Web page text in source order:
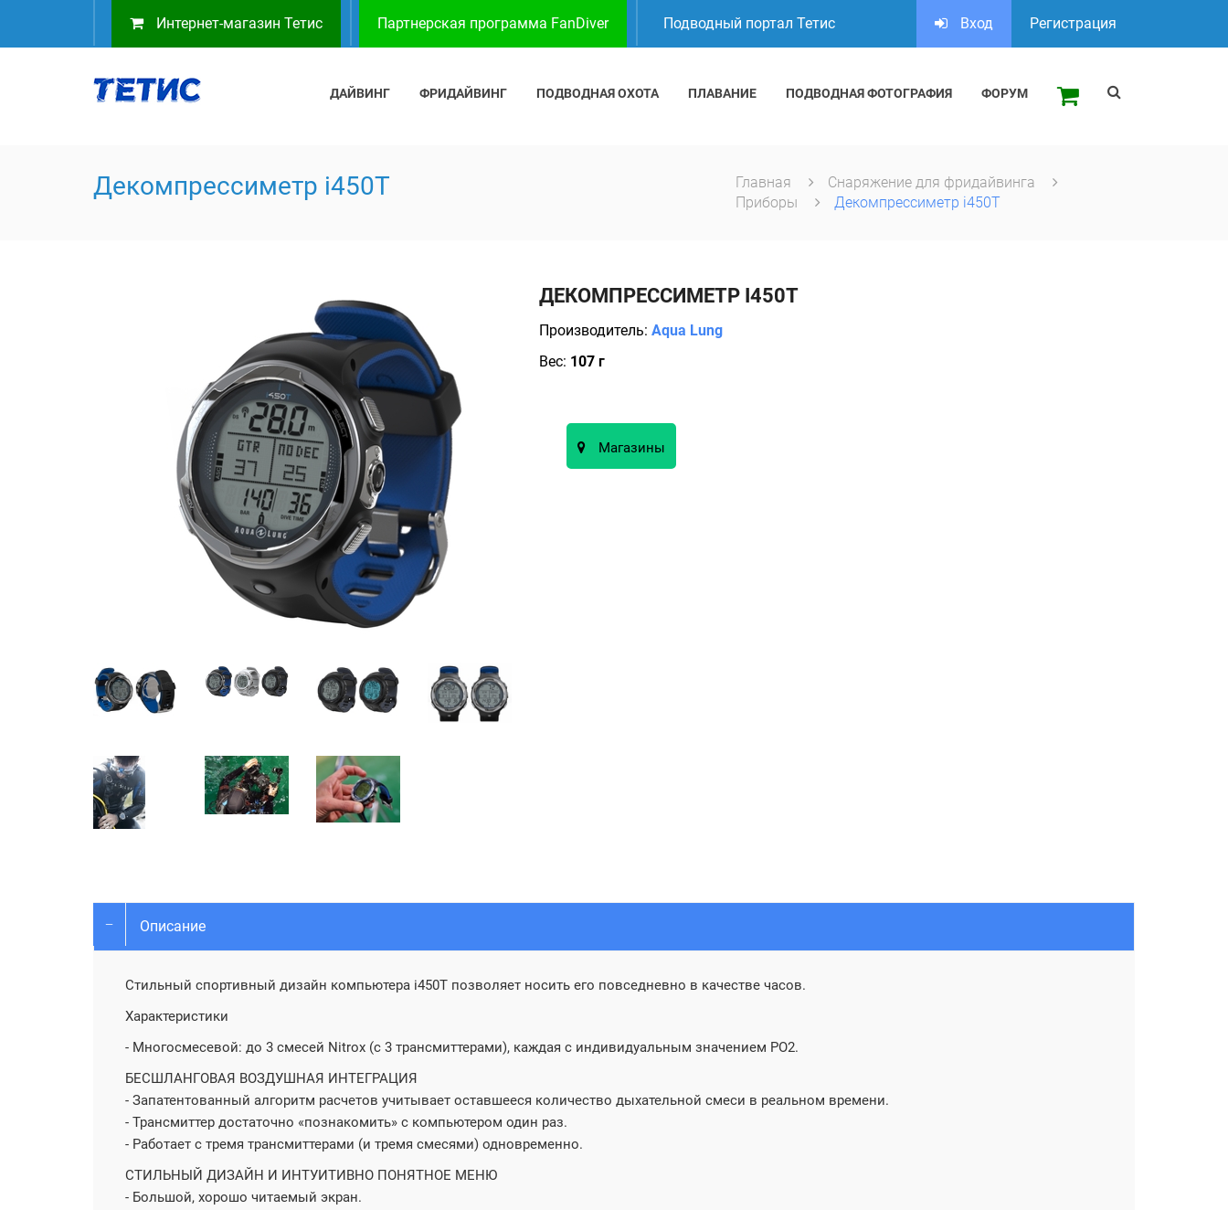
Интернет-магазин Тетис Партнерская программа FanDiver Подводный портал Тетис Вход Регистрация
ДАЙВИНГ ФРИДАЙВИНГ ПОДВОДНАЯ ОХОТА ПЛАВАНИЕ ПОДВОДНАЯ ФОТОГРАФИЯ ФОРУМ
Декомпрессиметр i450T Главная
Снаряжение для фридайвинга
Приборы
Декомпрессиметр i450T
ДЕКОМПРЕССИМЕТР I450T
Производитель: Aqua Lung
Вес: 107 г
Магазины
Описание
Стильный спортивный дизайн компьютера i450T позволяет носить его повседневно в качестве часов.
Характеристики
- Многосмесевой: до 3 смесей Nitrox (с 3 трансмиттерами), каждая с индивидуальным значением PO2.
БЕСШЛАНГОВАЯ ВОЗДУШНАЯ ИНТЕГРАЦИЯ
- Запатентованный алгоритм расчетов учитывает оставшееся количество дыхательной смеси в реальном времени.
- Трансмиттер достаточно «познакомить» с компьютером один раз.
- Работает с тремя трансмиттерами (и тремя смесями) одновременно.
СТИЛЬНЫЙ ДИЗАЙН И ИНТУИТИВНО ПОНЯТНОЕ МЕНЮ
- Большой, хорошо читаемый экран.